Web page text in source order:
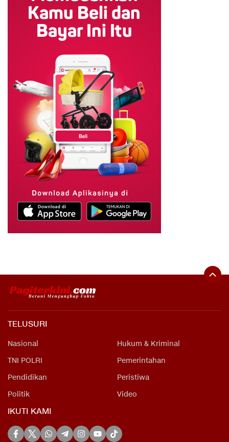
TELUSURI
Nasional
Hukum & Kriminal
TNI POLRI
Pemerintahan
Pendidikan
Peristiwa
Politik
Video
IKUTI KAMI